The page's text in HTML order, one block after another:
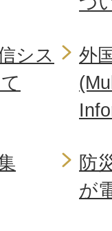
シス
外
防
が